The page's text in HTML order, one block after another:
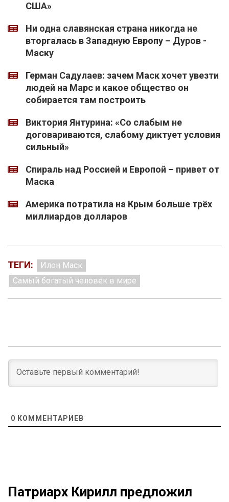
США»
Ни одна славянская страна никогда не
вторгалась в Западную Европу – Дуров -
Маску
Герман Садулаев: зачем Маск хочет увезти
людей на Марс и какое общество он
собирается там построить
Виктория Янтурина: «Со слабым не
договариваются, слабому диктует условия
сильный»
Спираль над Россией и Европой – привет от
Маска
Америка потратила на Крым больше трёх
миллиардов долларов
ТЕГИ:
Илон Маск
Самый богатый человек в мире
0 КОММЕНТАРИЕВ
Патриарх Кирилл предложил